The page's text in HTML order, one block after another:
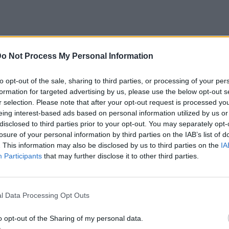
Not Process My Personal Information
opt-out of the sale, sharing to third parties, or processing of your
for targeted advertising by us, please use the below opt-out
selection. Please note that after your opt-out request is processed
interest-based ads based on personal information utilized by us
to third parties prior to your opt-out. You may separately
of your personal information by third parties on the IAB’s list of
This information may also be disclosed by us to third parties on the
Participants that may further disclose it to other third parties.
Data Processing Opt Outs
opt-out of the Sharing of my personal data.
και stories με λαμπερούς
από την ανταλλαγή των όρκων της
Μπρούνο Τσερέλατο Σάββατο στην Πάρο.
μια απουσία ήταν τόσο ηχηρή που δεν
Βάσως Λασκαράκη.
χρόνια το απόλυτο παράδειγμα
υπήρχαν μόνο κοινές διακοπές και
αλλά και ένας βαθύς οικογενειακός
νονές του μικρού Μάξιμου